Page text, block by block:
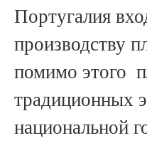
Португалия
производству
помимо этого
традиционных
национальной